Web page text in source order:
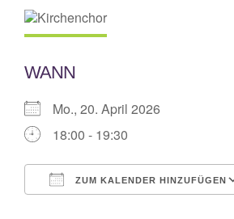
WANN
Mo., 20. April 2026
18:00 - 19:30
ZUM KALENDER HINZUFÜGEN